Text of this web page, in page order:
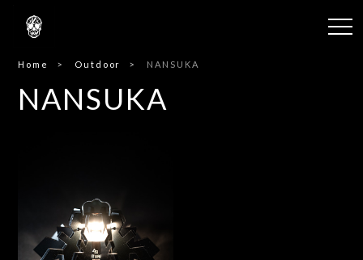
Home Outdoor NANSUKA
NANSUKA